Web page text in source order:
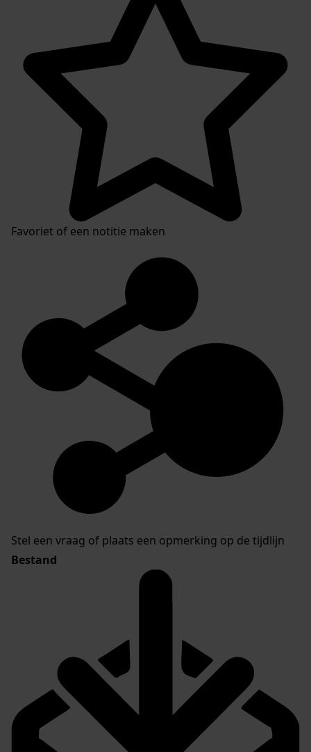
Favoriet of een notitie maken
Stel een vraag of plaats een opmerking op de tijdlijn
Bestand